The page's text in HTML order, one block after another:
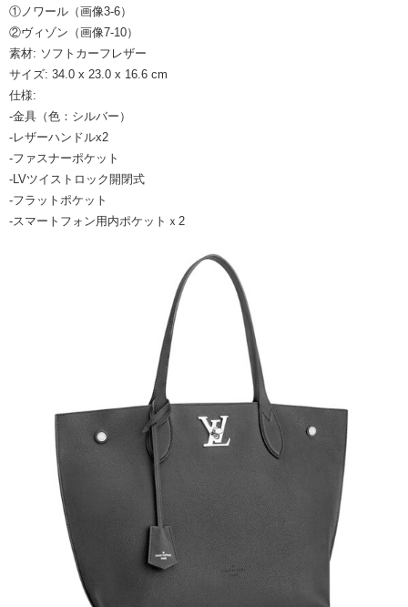
①ノワール（画像3-6）
②ヴィゾン（画像7-10）
素材: ソフトカーフレザー
サイズ: 34.0 x 23.0 x 16.6 cm
仕様:
-金具（色：シルバー）
-レザーハンドルx2
-ファスナーポケット
-LVツイストロック開閉式
-フラットポケット
-スマートフォン用内ポケットｘ2